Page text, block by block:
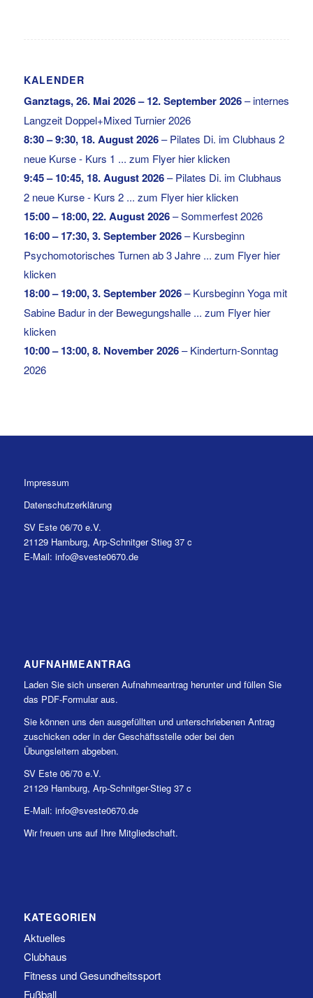
KALENDER
Ganztags,26. Mai 2026– 12. September 2026–internes
Langzeit Doppel+Mixed Turnier 2026
8:30– 9:30, 18. August 2026–Pilates Di. im Clubhaus 2
neue Kurse - Kurs 1 ... zum Flyer hier klicken
9:45– 10:45, 18. August 2026–Pilates Di. im Clubhaus
2 neue Kurse - Kurs 2 ... zum Flyer hier klicken
15:00– 18:00,22. August 2026–Sommerfest 2026
16:00– 17:30,3. September 2026–Kursbeginn
Psychomotorisches Turnen ab 3 Jahre ... zum Flyer hier
klicken
18:00– 19:00,3. September 2026–Kursbeginn Yoga mit
Sabine Badur in der Bewegungshalle ... zum Flyer hier
klicken
10:00– 13:00,8. November 2026–Kinderturn-Sonntag
2026
Impressum
Datenschutzerklärung
SV Este 06/70 e.V.
21129 Hamburg, Arp-Schnitger Stieg 37 c
E-Mail: info@sveste0670.de
AUFNAHMEANTRAG
Laden Sie sich unseren Aufnahmeantrag herunter und füllen Sie
das PDF-Formular aus.
Sie können uns den ausgefüllten und unterschriebenen Antrag
zuschicken oder in der Geschäftsstelle oder bei den
Übungsleitern abgeben.
SV Este 06/70 e.V.
21129 Hamburg, Arp-Schnitger-Stieg 37 c
E-Mail: info@sveste0670.de
Wir freuen uns auf Ihre Mitgliedschaft.
KATEGORIEN
Aktuelles
Clubhaus
Fitness und Gesundheitssport
Fußball